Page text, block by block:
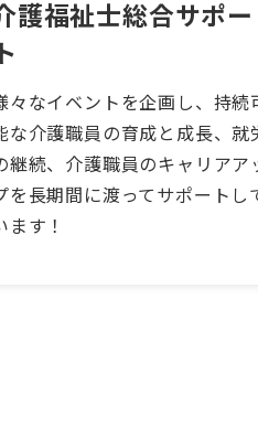
護福祉士総合サポー
ト
々なイベントを企画し、持続
な介護職員の育成と成長、就
継続、介護職員のキャリアア
を長期間に渡ってサポートし
ます！